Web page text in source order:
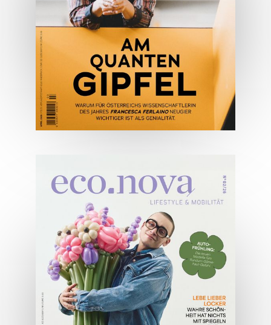
ONLINE LESEN
04/2026
Wirtschaftsausgabe April 2026
JETZT BESTELLEN